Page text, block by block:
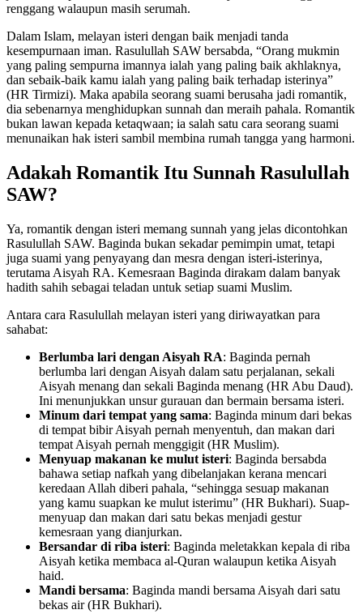
renggang walaupun masih serumah.
Dalam Islam, melayan isteri dengan baik menjadi tanda
kesempurnaan iman. Rasulullah SAW bersabda, “Orang mukmin
yang paling sempurna imannya ialah yang paling baik akhlaknya,
dan sebaik-baik kamu ialah yang paling baik terhadap isterinya”
(HR Tirmizi). Maka apabila seorang suami berusaha jadi romantik,
dia sebenarnya menghidupkan sunnah dan meraih pahala. Romantik
bukan lawan kepada ketaqwaan; ia salah satu cara seorang suami
menunaikan hak isteri sambil membina rumah tangga yang harmoni.
Adakah Romantik Itu Sunnah Rasulullah
SAW?
Ya, romantik dengan isteri memang sunnah yang jelas dicontohkan
Rasulullah SAW. Baginda bukan sekadar pemimpin umat, tetapi
juga suami yang penyayang dan mesra dengan isteri-isterinya,
terutama Aisyah RA. Kemesraan Baginda dirakam dalam banyak
hadith sahih sebagai teladan untuk setiap suami Muslim.
Antara cara Rasulullah melayan isteri yang diriwayatkan para
sahabat:
Berlumba lari dengan Aisyah RA: Baginda pernah
berlumba lari dengan Aisyah dalam satu perjalanan, sekali
Aisyah menang dan sekali Baginda menang (HR Abu Daud).
Ini menunjukkan unsur gurauan dan bermain bersama isteri.
Minum dari tempat yang sama: Baginda minum dari bekas
di tempat bibir Aisyah pernah menyentuh, dan makan dari
tempat Aisyah pernah menggigit (HR Muslim).
Menyuap makanan ke mulut isteri: Baginda bersabda
bahawa setiap nafkah yang dibelanjakan kerana mencari
keredaan Allah diberi pahala, “sehingga sesuap makanan
yang kamu suapkan ke mulut isterimu” (HR Bukhari). Suap-
menyuap dan makan dari satu bekas menjadi gestur
kemesraan yang dianjurkan.
Bersandar di riba isteri: Baginda meletakkan kepala di riba
Aisyah ketika membaca al-Quran walaupun ketika Aisyah
haid.
Mandi bersama: Baginda mandi bersama Aisyah dari satu
bekas air (HR Bukhari).